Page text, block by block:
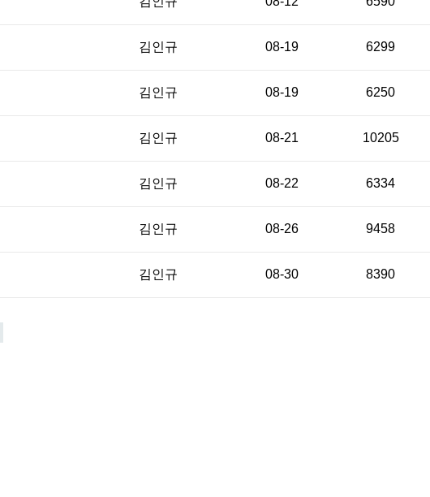
김인규 08-19 6299
김인규 08-19 6250
김인규 08-21 10205
김인규 08-22 6334
김인규 08-26 9458
김인규 08-30 8390